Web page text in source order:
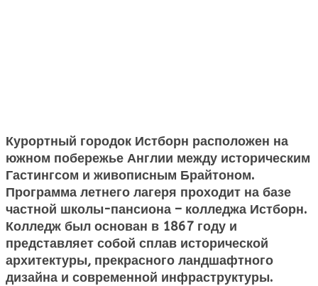
Курортный городок Истборн расположен на
южном побережье Англии между историческим
Гастингсом и живописным Брайтоном.
Программа летнего лагеря проходит на базе
частной школы-пансиона – колледжа Истборн.
Колледж был основан в 1867 году и
представляет собой сплав исторической
архитектуры, прекрасного ландшафтного
дизайна и современной инфраструктуры.